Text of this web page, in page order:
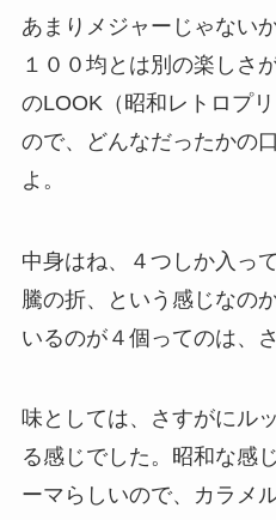
あまりメジャーじゃない
１００均とは別の楽しさ
のLOOK（昭和レトロプ
ので、どんなだったかの
よ。
中身はね、４つしか入っ
騰の折、という感じなの
いるのが４個ってのは、
味としては、さすがにル
る感じでした。昭和な感
ーマらしいので、カラメ